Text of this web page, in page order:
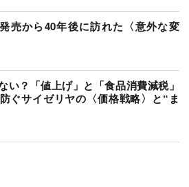
売から40年後に訪れた〈意外な変
い？「値上げ」と「食品消費減税」
ぐサイゼリヤの〈価格戦略〉と“ま